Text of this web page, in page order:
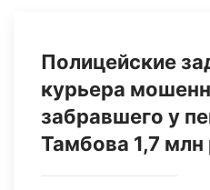
Полицейские
курьера
забравшего у
Тамбова 1,7 млн